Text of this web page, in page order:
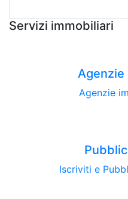
Servizi immobiliari
Agenzie
Agenzie
Iscriviti e